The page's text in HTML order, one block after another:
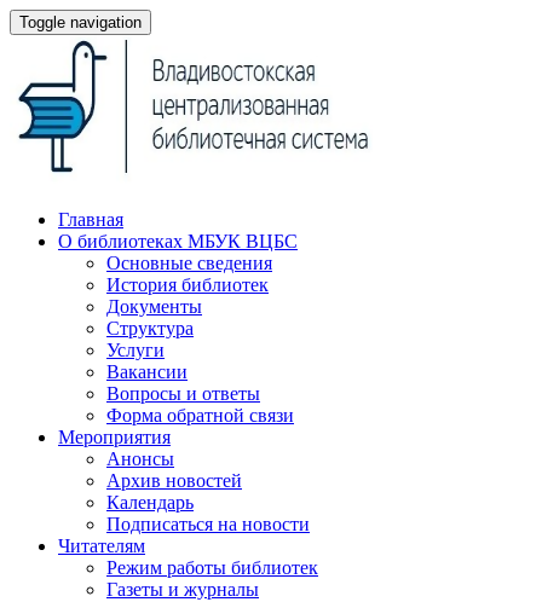
Toggle navigation
Главная
О библиотеках МБУК ВЦБС
Основные сведения
История библиотек
Документы
Структура
Услуги
Вакансии
Вопросы и ответы
Форма обратной связи
Мероприятия
Анонсы
Архив новостей
Календарь
Подписаться на новости
Читателям
Режим работы библиотек
Газеты и журналы